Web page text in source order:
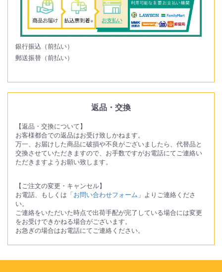
銀行振込（前払い）
郵送振替（前払い）
返品・交換
【返品・交換について】
お客様都合での返品はお受け致しかねます。
万一、お届けした商品に破損や不良がございましたら、代替品と
交換させていただきますので、お手数ですがお電話にてご連絡い
ただきますようお願い致します。
【ご注文の変更・キャンセル】
お電話、もしくは「お問い合わせフォーム 」よりご連絡くださ
い。
ご連絡をいただいた時点で出荷手配が完了している場合には変更
をお受けできかねる場合がございます。
お急ぎの場合はお電話にてご連絡ください。